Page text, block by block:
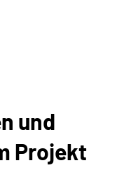
und
Projekt